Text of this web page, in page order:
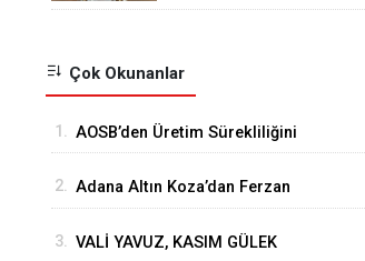
MESAJI
Çok Okunanlar
1. ⁠AOSB’den Üretim Sürekliliğini
2. Adana Altın Koza’dan Ferzan
Ödülü
3. VALİ YAVUZ, KASIM GÜLEK